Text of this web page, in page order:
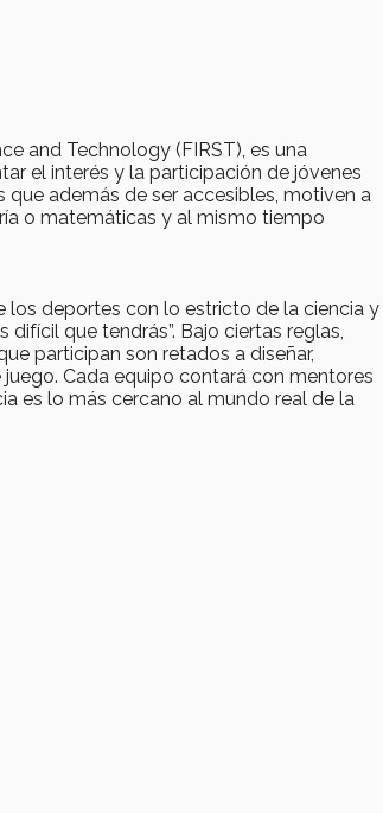
and Technology (FIRST), es una
el interés y la participación de jóvenes
además de ser accesibles, motiven a
o matemáticas y al mismo tiempo
los deportes con lo estricto de la ciencia y
que tendrás”. Bajo ciertas reglas,
participan son retados a diseñar,
Cada equipo contará con mentores
es lo más cercano al mundo real de la